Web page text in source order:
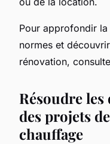
Pour approfondir
normes et
rénovation,
Résoudre
des projets
chauffage